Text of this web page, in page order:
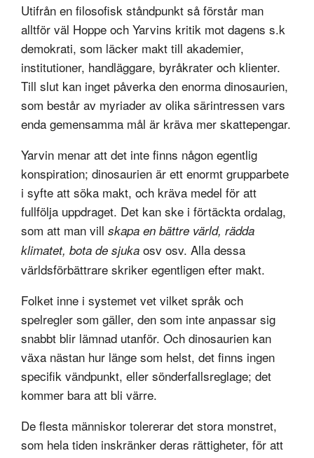
Utifrån en filosofisk ståndpunkt så förstår man
alltför väl Hoppe och Yarvins kritik mot dagens s.k
demokrati, som läcker makt till akademier,
institutioner, handläggare, byråkrater och klienter.
Till slut kan inget påverka den enorma dinosaurien,
som består av myriader av olika särintressen vars
enda gemensamma mål är kräva mer skattepengar.
Yarvin menar att det inte finns någon egentlig
konspiration; dinosaurien är ett enormt grupparbete
i syfte att söka makt, och kräva medel för att
fullfölja uppdraget. Det kan ske i förtäckta ordalag,
som att man vill skapa en bättre värld, rädda
klimatet, bota de sjuka osv osv. Alla dessa
världsförbättrare skriker egentligen efter makt.
Folket inne i systemet vet vilket språk och
spelregler som gäller, den som inte anpassar sig
snabbt blir lämnad utanför. Och dinosaurien kan
växa nästan hur länge som helst, det finns ingen
specifik vändpunkt, eller sönderfallsreglage; det
kommer bara att bli värre.
De flesta människor tolererar det stora monstret,
som hela tiden inskränker deras rättigheter, för att